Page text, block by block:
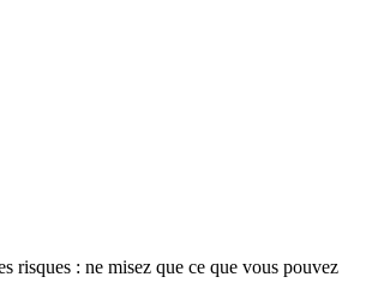
risques : ne misez que ce que vous pouvez